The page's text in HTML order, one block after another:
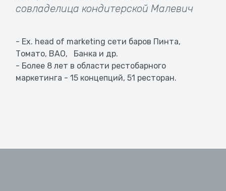
совладелица кондитерской Малевич
- Ex. head of marketing сети баров Пинта,
Томато, BAO, Банка и др.
- Более 8 лет в области рестобарного
маркетинга - 15 концепций, 51 ресторан.